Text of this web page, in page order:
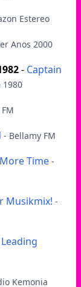
Estereo
Anos 2000
- Captain
1980
- Bellamy FM
Time -
Musikmix! -
Kemonia